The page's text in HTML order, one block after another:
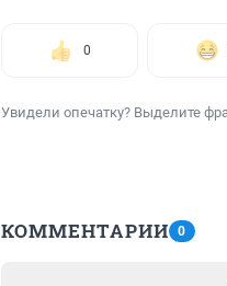
0
Увидели опечатку? Выделите
КОММЕНТАРИИ 0